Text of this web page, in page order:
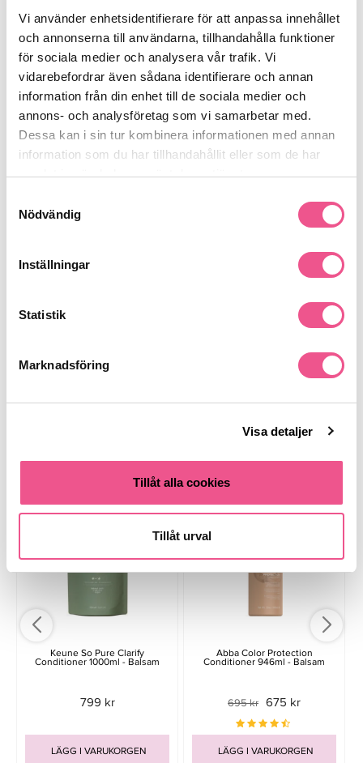
Vi använder enhetsidentifierare för att anpassa innehållet
och annonserna till användarna, tillhandahålla funktioner
för sociala medier och analysera vår trafik. Vi
vidarebefordrar även sådana identifierare och annan
information från din enhet till de sociala medier och
annons- och analysföretag som vi samarbetar med.
Dessa kan i sin tur kombinera informationen med annan
information som du har tillhandahållit eller som de har
samlat in när du har använt deras tjänster.
Nödvändig
Inställningar
Statistik
Marknadsföring
Visa detaljer
Tillåt alla cookies
Tillåt urval
Volym: 946ml
100% Vegan
Fritt från syntetiska färgämnen
Abba Pure Gentle Conditioner ger en mild men effektiv vård för
hela familjen och är idealisk för känslig hårbotten och sköra
hårstrån.
Se mer
Produktdetaljer
Recensioner
Hår Balsam
Liknande produkter
Keune So Pure Clarify
Conditioner 1000ml - Balsam
799 kr
LÄGG I VARUKORGEN
-3%
Abba Color Protection
Conditioner 946ml - Balsam
695 kr 675 kr
LÄGG I VARUKORGEN